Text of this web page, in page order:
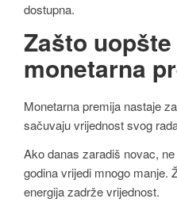
dostupna.
Zašto
monetarna
Monetarna premija nastaje
sačuvaju vrijednost svog
Ako danas zaradiš novac,
godina vrijedi mnogo manje.
energija zadrže vrijednost.